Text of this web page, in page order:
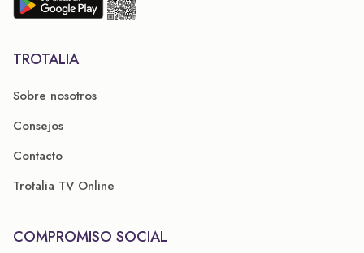
TROTALIA
Sobre nosotros
Consejos
Contacto
Trotalia TV Online
COMPROMISO SOCIAL